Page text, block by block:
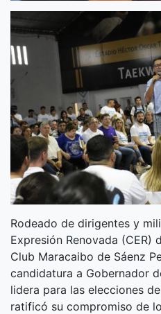
Rodeado de dirigentes y
Expresión Renovada (CER)
Club Maracaibo de Sáenz
candidatura a Gobernador
lidera para las elecciones
ratificó su compromiso de